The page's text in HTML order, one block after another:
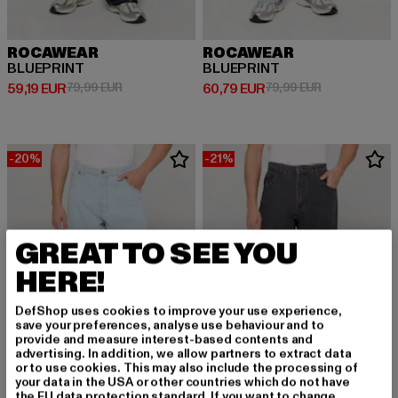
ROCAWEAR
BLUEPRINT
59,19 EUR
Derzeitiger Preis: 59,19 EUR
79,99 EURAktionspreis: 79,99 EUR
ROCAWEAR
BLUEPRINT
60,79 EUR
Derzeitiger Preis: 60,79 EUR
79,99 EURAktionspreis:
-20% -21%
GREAT TO SEE YOU
HERE!
DefShop uses cookies to improve your use experience,
save your preferences, analyse use behaviour and to
provide and measure interest-based contents and
advertising. In addition, we allow partners to extract data
or to use cookies. This may also include the processing of
your data in the USA or other countries which do not have